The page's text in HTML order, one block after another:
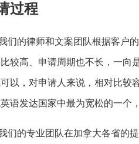
过程
的律师和文案团队根据客户的
较高、申请周期也不长，一向
以，对申请人来说，相对比较
语发达国家中最为宽松的一个
的专业团队在加拿大各省的提